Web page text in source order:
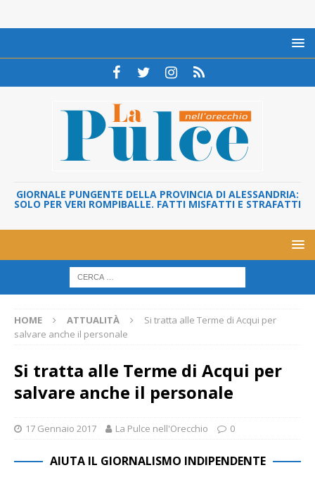
GIORNALE PUNGENTE DELLA PROVINCIA DI ALESSANDRIA:
SOLO PER VERI ROMPIBALLE. FATTI MISFATTI E STRAFATTI
HOME ATTUALITÀ
Si tratta alle Terme di Acqui per
salvare anche il personale
Si tratta alle Terme di Acqui per
salvare anche il personale
17 Gennaio 2017 La Pulce nell'Orecchio 0
AIUTA IL GIORNALISMO INDIPENDENTE